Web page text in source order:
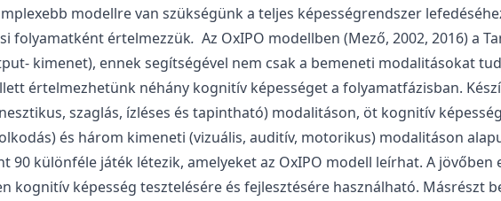
modellre van szükségünk a teljes képességrendszer
folyamatként értelmezzük. Az OxIPO modellben (Mező, 2002, 2016) a
kimenet), ennek segítségével nem csak a bemeneti modalitásokat
értelmezhetünk néhány kognitív képességet a folyamatfázisban.
szaglás, ízléses és tapintható) modalitáson, öt kognitív
és három kimeneti (vizuális, auditív, motorikus) modalitáson
90 különféle játék létezik, amelyeket az OxIPO modell leírhat. A
kognitív képesség tesztelésére és fejlesztésére használható. Másrészt